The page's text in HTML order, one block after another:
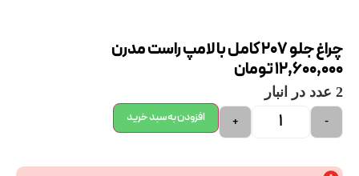
چراغ جلو 207 کامل با لامپ راست مدرن
12,600,000تومان
2 عدد در انبار
-
+ افزودن به سبد خرید